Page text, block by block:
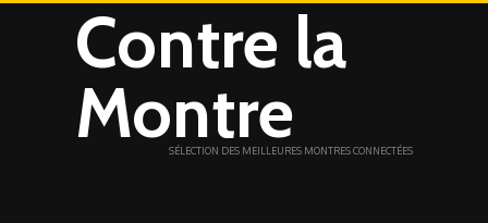
Contre la
Montre
SÉLECTION DES MEILLEURES MONTRES CONNECTÉES